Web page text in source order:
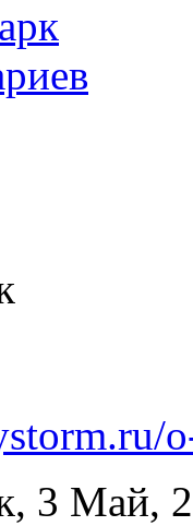
3 Май,